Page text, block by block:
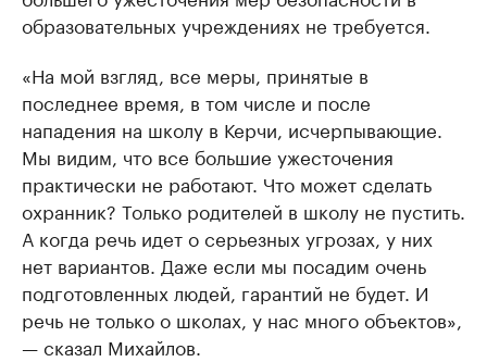
образовательных учреждениях не требуется.
«На мой взгляд, все меры, принятые в
последнее время, в том числе и после
нападения на школу в Керчи, исчерпывающие.
Мы видим, что все большие ужесточения
практически не работают. Что может сделать
охранник? Только родителей в школу не пустить.
А когда речь идет о серьезных угрозах, у них
нет вариантов. Даже если мы посадим очень
подготовленных людей, гарантий не будет. И
речь не только о школах, у нас много объектов»,
— сказал Михайлов.